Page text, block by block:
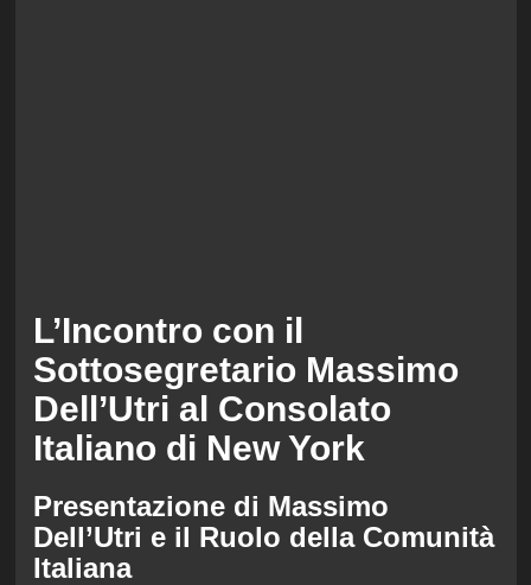
L’Incontro con il
Sottosegretario Massimo
Dell’Utri al Consolato
Italiano di New York
Presentazione di Massimo
Dell’Utri e il Ruolo della Comunità
Italiana